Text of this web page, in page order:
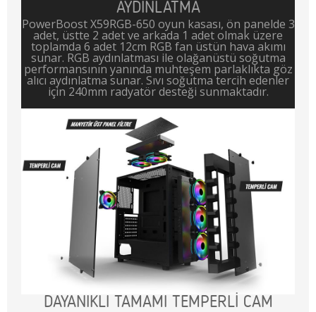
AYDINLATMA
PowerBoost X59RGB-650 oyun kasası, ön panelde 3
adet, üstte 2 adet ve arkada 1 adet olmak üzere
toplamda 6 adet 12cm RGB fan üstün hava akımı
sunar. RGB aydınlatması ile olağanüstü soğutma
performansının yanında muhteşem parlaklıkta göz
alıcı aydınlatma sunar. Sıvı soğutma tercih edenler
için 240mm radyatör desteği sunmaktadır.
DAYANIKLI TAMAMI TEMPERLİ CAM